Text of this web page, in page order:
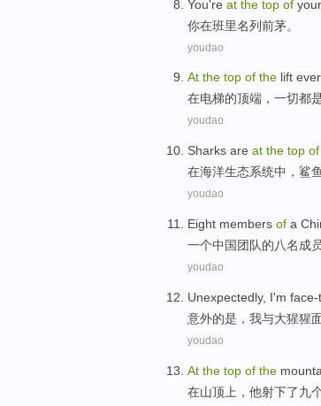
You're at the top of
你在班里名列前茅。
youdao
At the top of the lift
在电梯的顶端，一切都
youdao
Sharks are at the top of
在海洋生态系统中，鲨
youdao
Eight members of a
一个中国团队的八名成
youdao
Unexpectedly, I'm
意外的是，我与大猩猩
youdao
At the top of the
在山顶上，他射下了九